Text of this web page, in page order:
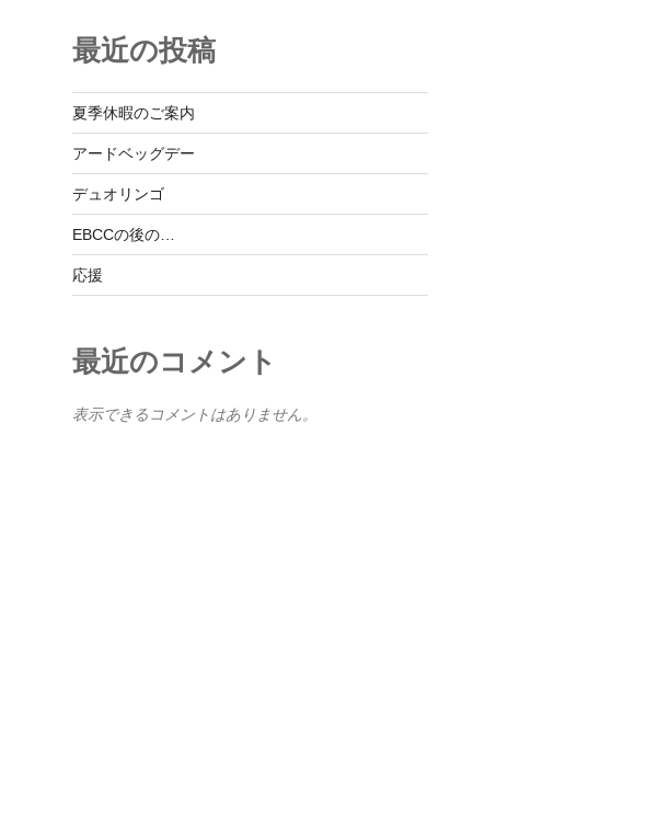
最近の投稿
夏季休暇のご案内
アードベッグデー
デュオリンゴ
EBCCの後の…
応援
最近のコメント
表示できるコメントはありません。